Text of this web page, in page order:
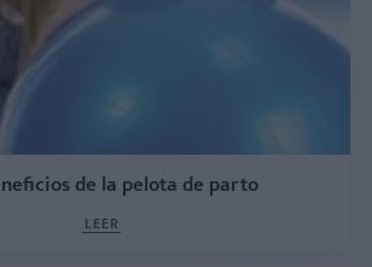
de la pelota de parto
LEER